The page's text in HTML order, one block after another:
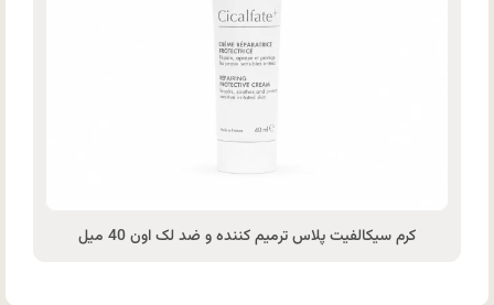
کرم سیکالفیت پلاس ترمیم کننده و ضد لک اون 40 میل